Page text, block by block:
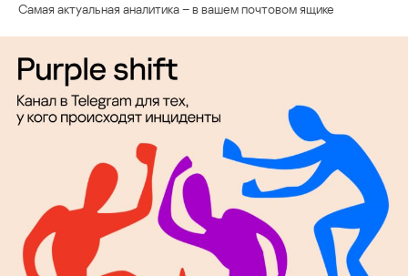
Самая актуальная аналитика – в вашем почтовом ящике